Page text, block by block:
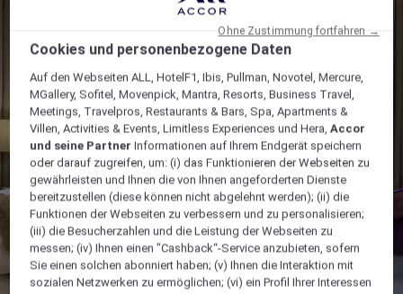
Cookies und personenbezogene Daten
Auf den Webseiten ALL, HotelF1, Ibis, Pullman, Novotel, Mercure,
MGallery, Sofitel, Movenpick, Mantra, Resorts, Business Travel,
Meetings, Travelpros, Restaurants & Bars, Spa, Apartments &
Villen, Activities & Events, Limitless Experiences und Hera,Accor
und seine Partner Informationen auf Ihrem Endgerät speichern
oder darauf zugreifen, um: (i) das Funktionieren der Webseiten zu
gewährleisten und Ihnen die von Ihnen angeforderten Dienste
bereitzustellen (diese können nicht abgelehnt werden); (ii) die
Funktionen der Webseiten zu verbessern und zu personalisieren;
(iii) die Besucherzahlen und die Leistung der Webseiten zu
messen; (iv) Ihnen einen "Cashback“-Service anzubieten, sofern
Sie einen solchen abonniert haben; (v) Ihnen die Interaktion mit
sozialen Netzwerken zu ermöglichen; (vi) ein Profil Ihrer Interessen
Ohne Zustimmung fortfahren →